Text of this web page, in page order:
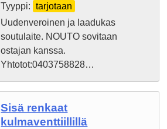
Tyyppi:
tarjotaan
Uudenveroinen ja laadukas
soutulaite. NOUTO sovitaan
ostajan kanssa.
Yhtotot:0403758828…
Sisä renkaat
kulmaventtiillillä